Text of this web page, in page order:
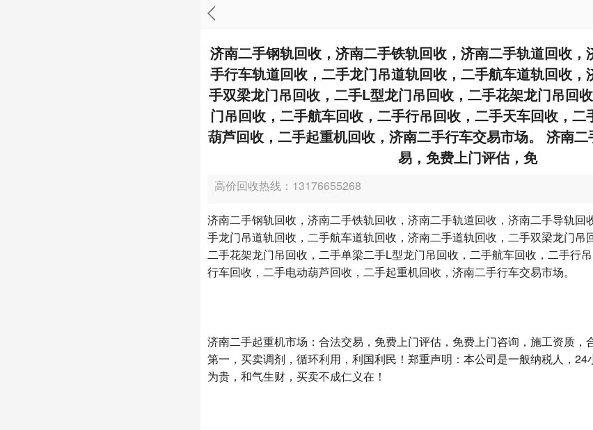
济南二手钢轨回收，济南二手铁轨回收，济南二手轨道回收，
手行车轨道回收，二手龙门吊道轨回收，二手航车道轨回收，
手双梁龙门吊回收，二手L型龙门吊回收，二手花架龙门吊回
门吊回收，二手航车回收，二手行吊回收，二手天车回收，
葫芦回收，二手起重机回收，济南二手行车交易市场。 济南
易，免费上门评估，免
高价回收热线：13176655268
济南二手钢轨回收，济南二手铁轨回收，济南二手轨道回收，济南二手导轨回
手龙门吊道轨回收，二手航车道轨回收，济南二手道轨回收，二手双梁龙门吊
二手花架龙门吊回收，二手单梁二手L型龙门吊回收，二手航车回收，二手行
行车回收，二手电动葫芦回收，二手起重机回收，济南二手行车交易市场。
济南二手起重机市场：合法交易，免费上门评估，免费上门咨询，施工资质，
第一，买卖调剂，循环利用，利国利民！郑重声明：本公司是一般纳税人，24
为贵，和气生财，买卖不成仁义在！